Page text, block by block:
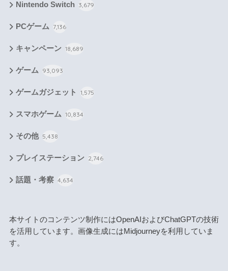
Nintendo Switch 3,679
PCゲーム 7,136
キャンペーン 18,689
ゲーム 93,093
ゲームガジェット 1,575
スマホゲーム 10,834
その他 5,438
プレイステーション 2,746
話題・考察 4,634
本サイトのコンテンツ制作にはOpenAIおよびChatGPTの技術
を活用しています。画像生成にはMidjourneyを利用していま
す。